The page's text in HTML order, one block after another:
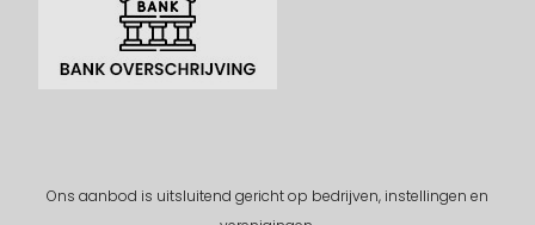
Ons aanbod is uitsluitend gericht op bedrijven, instellingen en